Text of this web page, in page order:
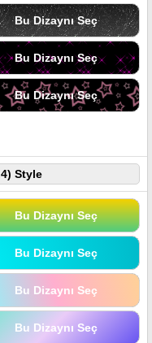
Bu Dizaynı Seç
Bu Dizaynı Seç
Bu Dizaynı Seç
Style
Bu Dizaynı Seç
Bu Dizaynı Seç
Bu Dizaynı Seç
Bu Dizaynı Seç